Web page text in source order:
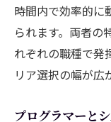
時間内で効率的に
られます。両者の
れぞれの職種で発
リア選択の幅が広
プログラマーと